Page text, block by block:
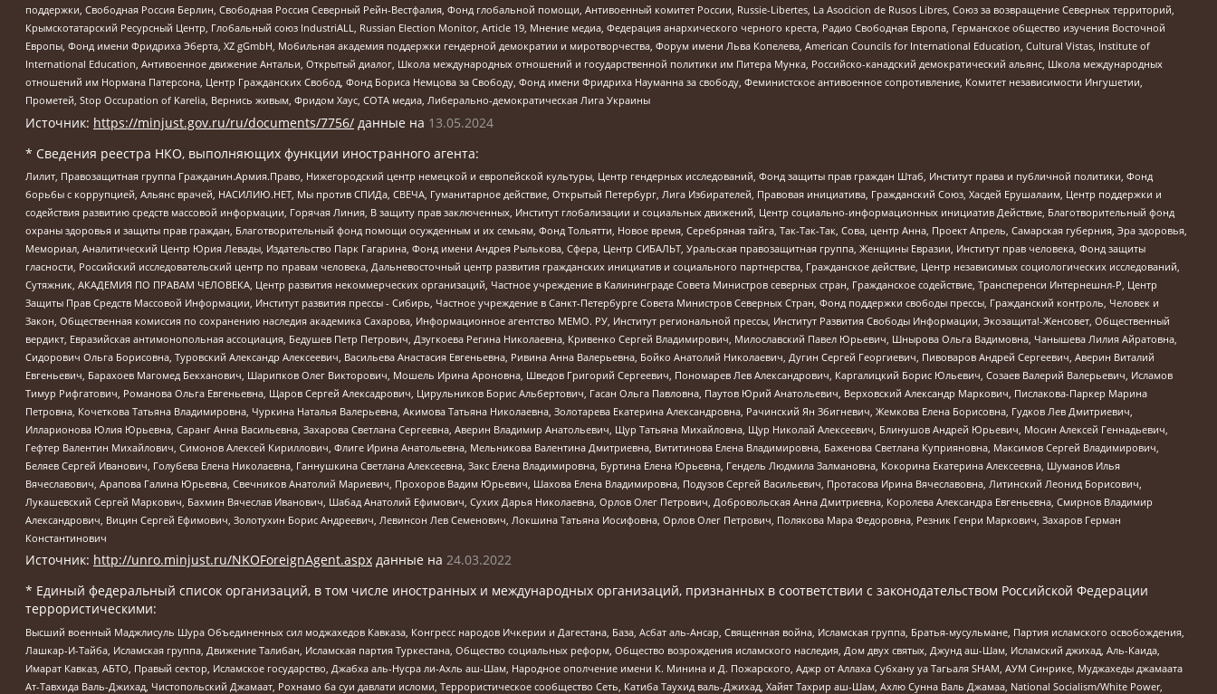
поддержки, Свободная Россия Берлин, Свободная Россия Северный Рейн-Вестфалия, Фонд глобальной помощи, Антивоенный комитет России, Russie-Libertes, La Asocicion de Rusos Libres, Союз за возвращение Северных территорий,
Крымскотатарский Ресурсный Центр, Глобальный союз IndustriALL, Russian Election Monitor, Article 19, Мнение медиа, Федерация анархического черного креста, Радио Свободная Европа, Германское общество изучения Восточной
Европы, Фонд имени Фридриха Эберта, XZ gGmbH, Мобильная академия поддержки гендерной демократии и миротворчества, Форум имени Льва Копелева, American Councils for International Education, Cultural Vistas, Institute of
International Education, Антивоенное движение Антальи, Открытый диалог, Школа международных отношений и государственной политики им Питера Мунка, Российско-канадский демократический альянс, Школа международных
отношений им Нормана Патерсона, Центр Гражданских Свобод, Фонд Бориса Немцова за Свободу, Фонд имени Фридриха Науманна за свободу, Феминистское антивоенное сопротивление, Комитет независимости Ингушетии,
Прометей, Stop Occupation of Karelia, Вернись живым, Фридом Хаус, СОТА медиа, Либерально-демократическая Лига Украины
Источник: https://minjust.gov.ru/ru/documents/7756/ данные на 13.05.2024
* Сведения реестра НКО, выполняющих функции иностранного агента:
Лилит, Правозащитная группа Гражданин.Армия.Право, Нижегородский центр немецкой и европейской культуры, Центр гендерных исследований, Фонд защиты прав граждан Штаб, Институт права и публичной политики, Фонд
борьбы с коррупцией, Альянс врачей, НАСИЛИЮ.НЕТ, Мы против СПИДа, СВЕЧА, Гуманитарное действие, Открытый Петербург, Лига Избирателей, Правовая инициатива, Гражданский Союз, Хасдей Ерушалаим, Центр поддержки и
содействия развитию средств массовой информации, Горячая Линия, В защиту прав заключенных, Институт глобализации и социальных движений, Центр социально-информационных инициатив Действие, Благотворительный фонд
охраны здоровья и защиты прав граждан, Благотворительный фонд помощи осужденным и их семьям, Фонд Тольятти, Новое время, Серебряная тайга, Так-Так-Так, Сова, центр Анна, Проект Апрель, Самарская губерния, Эра здоровья,
Мемориал, Аналитический Центр Юрия Левады, Издательство Парк Гагарина, Фонд имени Андрея Рылькова, Сфера, Центр СИБАЛЬТ, Уральская правозащитная группа, Женщины Евразии, Институт прав человека, Фонд защиты
гласности, Российский исследовательский центр по правам человека, Дальневосточный центр развития гражданских инициатив и социального партнерства, Гражданское действие, Центр независимых социологических исследований,
Сутяжник, АКАДЕМИЯ ПО ПРАВАМ ЧЕЛОВЕКА, Центр развития некоммерческих организаций, Частное учреждение в Калининграде Совета Министров северных стран, Гражданское содействие, Трансперенси Интернешнл-Р, Центр
Защиты Прав Средств Массовой Информации, Институт развития прессы - Сибирь, Частное учреждение в Санкт-Петербурге Совета Министров Северных Стран, Фонд поддержки свободы прессы, Гражданский контроль, Человек и
Закон, Общественная комиссия по сохранению наследия академика Сахарова, Информационное агентство МЕМО. РУ, Институт региональной прессы, Институт Развития Свободы Информации, Экозащита!-Женсовет, Общественный
вердикт, Евразийская антимонопольная ассоциация, Бедушев Петр Петрович, Дзугкоева Регина Николаевна, Кривенко Сергей Владимирович, Милославский Павел Юрьевич, Шнырова Ольга Вадимовна, Чанышева Лилия Айратовна,
Сидорович Ольга Борисовна, Туровский Александр Алексеевич, Васильева Анастасия Евгеньевна, Ривина Анна Валерьевна, Бойко Анатолий Николаевич, Дугин Сергей Георгиевич, Пивоваров Андрей Сергеевич, Аверин Виталий
Евгеньевич, Барахоев Магомед Бекханович, Шарипков Олег Викторович, Мошель Ирина Ароновна, Шведов Григорий Сергеевич, Пономарев Лев Александрович, Каргалицкий Борис Юльевич, Созаев Валерий Валерьевич, Исламов
Тимур Рифгатович, Романова Ольга Евгеньевна, Щаров Сергей Алексадрович, Цирульников Борис Альбертович, Гасан Ольга Павловна, Паутов Юрий Анатольевич, Верховский Александр Маркович, Пислакова-Паркер Марина
Петровна, Кочеткова Татьяна Владимировна, Чуркина Наталья Валерьевна, Акимова Татьяна Николаевна, Золотарева Екатерина Александровна, Рачинский Ян Збигневич, Жемкова Елена Борисовна, Гудков Лев Дмитриевич,
Илларионова Юлия Юрьевна, Саранг Анна Васильевна, Захарова Светлана Сергеевна, Аверин Владимир Анатольевич, Щур Татьяна Михайловна, Щур Николай Алексеевич, Блинушов Андрей Юрьевич, Мосин Алексей Геннадьевич,
Гефтер Валентин Михайлович, Симонов Алексей Кириллович, Флиге Ирина Анатольевна, Мельникова Валентина Дмитриевна, Вититинова Елена Владимировна, Баженова Светлана Куприяновна, Максимов Сергей Владимирович,
Беляев Сергей Иванович, Голубева Елена Николаевна, Ганнушкина Светлана Алексеевна, Закс Елена Владимировна, Буртина Елена Юрьевна, Гендель Людмила Залмановна, Кокорина Екатерина Алексеевна, Шуманов Илья
Вячеславович, Арапова Галина Юрьевна, Свечников Анатолий Мариевич, Прохоров Вадим Юрьевич, Шахова Елена Владимировна, Подузов Сергей Васильевич, Протасова Ирина Вячеславовна, Литинский Леонид Борисович,
Лукашевский Сергей Маркович, Бахмин Вячеслав Иванович, Шабад Анатолий Ефимович, Сухих Дарья Николаевна, Орлов Олег Петрович, Добровольская Анна Дмитриевна, Королева Александра Евгеньевна, Смирнов Владимир
Александрович, Вицин Сергей Ефимович, Золотухин Борис Андреевич, Левинсон Лев Семенович, Локшина Татьяна Иосифовна, Орлов Олег Петрович, Полякова Мара Федоровна, Резник Генри Маркович, Захаров Герман
Константинович
Источник: http://unro.minjust.ru/NKOForeignAgent.aspx данные на 24.03.2022
* Единый федеральный список организаций, в том числе иностранных и международных организаций, признанных в соответствии с законодательством Российской Федерации
террористическими:
Высший военный Маджлисуль Шура Объединенных сил моджахедов Кавказа, Конгресс народов Ичкерии и Дагестана, База, Асбат аль-Ансар, Священная война, Исламская группа, Братья-мусульмане, Партия исламского освобождения,
Лашкар-И-Тайба, Исламская группа, Движение Талибан, Исламская партия Туркестана, Общество социальных реформ, Общество возрождения исламского наследия, Дом двух святых, Джунд аш-Шам, Исламский джихад, Аль-Каида,
Имарат Кавказ, АБТО, Правый сектор, Исламское государство, Джабха аль-Нусра ли-Ахль аш-Шам, Народное ополчение имени К. Минина и Д. Пожарского, Аджр от Аллаха Субхану уа Тагьаля SHAM, АУМ Синрике, Муджахеды джамаата
Ат-Тавхида Валь-Джихад, Чистопольский Джамаат, Рохнамо ба суи давлати исломи, Террористическое сообщество Сеть, Катиба Таухид валь-Джихад, Хайят Тахрир аш-Шам, Ахлю Сунна Валь Джамаа, National Socialism/White Power,